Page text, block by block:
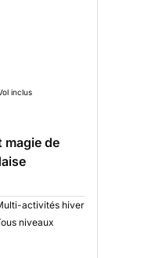
inclus
magie de
activités hiver
niveaux